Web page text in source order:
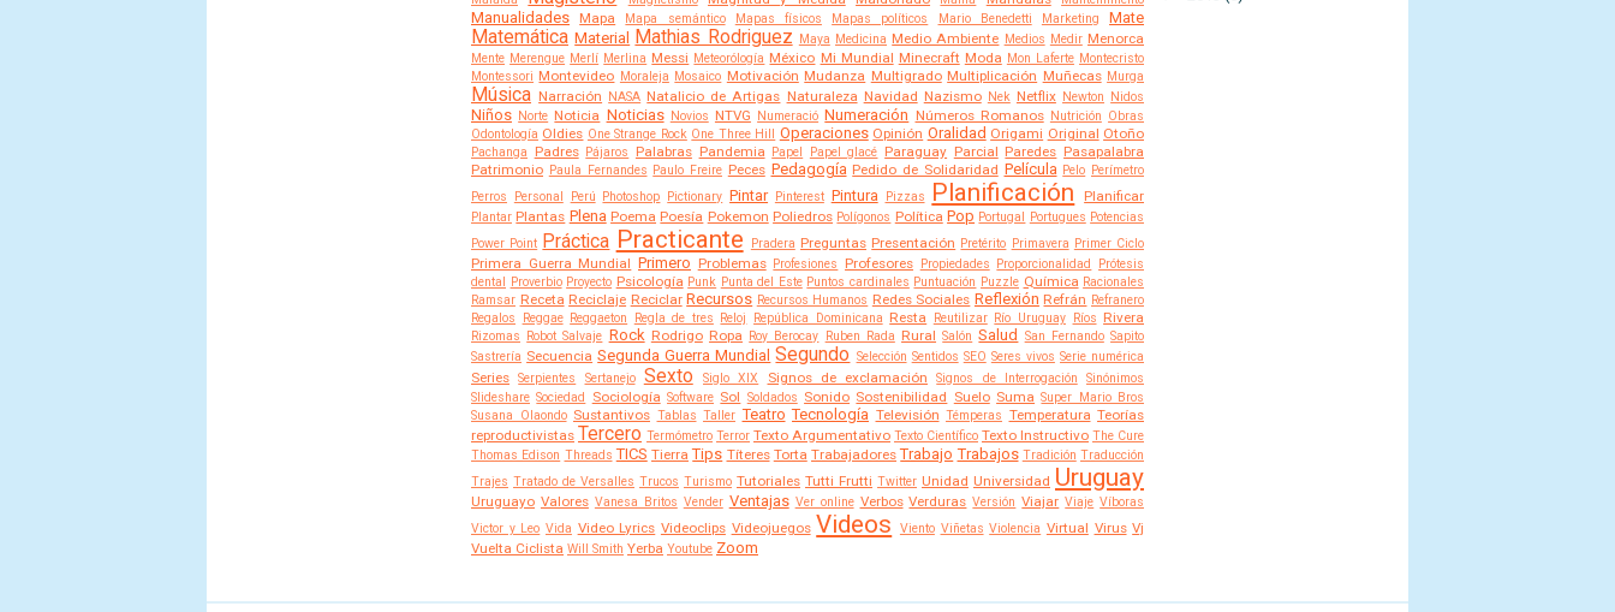
Manualidades Mapa Mapa semántico Mapas físicos Mapas políticos Mario Benedetti Marketing Mate
Matemática Material Mathias Rodriguez Maya Medicina Medio Ambiente Medios Medir Menorca
Mente Merengue Merlí Merlina Messi Meteorólogía México Mi Mundial Minecraft Moda Mon Laferte Montecristo
Montessori Montevideo Moraleja Mosaico Motivación Mudanza Multigrado Multiplicación Muñecas Murga
Música Narración NASA Natalicio de Artigas Naturaleza Navidad Nazismo Nek Netflix Newton Nidos
Niños Norte Noticia Noticias Novios NTVG Numeració Numeración Números Romanos Nutrición Obras
Odontología Oldies One Strange Rock One Three Hill Operaciones Opinión Oralidad Origami Original Otoño
Pachanga Padres Pájaros Palabras Pandemia Papel Papel glacé Paraguay Parcial Paredes Pasapalabra
Patrimonio Paula Fernandes Paulo Freire Peces Pedagogía Pedido de Solidaridad Película Pelo Perímetro
Perros
Personal Perú Photoshop Pictionary Pintar Pinterest Pintura Pizzas Planificación Planificar
Plantar Plantas Plena Poema Poesía Pokemon Poliedros Polígonos Política Pop Portugal Portugues Potencias
Power Point Práctica Practicante Pradera Preguntas Presentación Pretérito Primavera Primer Ciclo
Primera Guerra Mundial Primero Problemas Profesiones Profesores Propiedades Proporcionalidad
Prótesis
dental
Proverbio Proyecto Psicología Punk Punta del Este Puntos cardinales Puntuación Puzzle Química Racionales
Ramsar Receta Reciclaje Reciclar Recursos Recursos Humanos Redes Sociales Reflexión Refrán Refranero
Regalos
Reggae Reggaeton Regla de tres Reloj República Dominicana Resta Reutilizar Río Uruguay Ríos Rivera
Rizomas Robot Salvaje Rock Rodrigo Ropa Roy Berocay Ruben Rada Rural Salón Salud San Fernando Sapito
Sastrería Secuencia Segunda Guerra Mundial Segundo Selección Sentidos SEO Seres vivos Serie numérica
Series Serpientes Sertanejo Sexto Siglo XIX Signos de exclamación Signos de Interrogación
Sinónimos
Slideshare Sociedad Sociología Software Sol Soldados Sonido Sostenibilidad Suelo Suma Super Mario Bros
Susana Olaondo Sustantivos Tablas Taller Teatro Tecnología Televisión Témperas Temperatura Teorías
reproductivistas Tercero Termómetro Terror Texto Argumentativo Texto Científico Texto Instructivo The Cure
Thomas Edison Threads TICS Tierra Tips Títeres Torta Trabajadores Trabajo Trabajos Tradición Traducción
Trajes Tratado de Versalles Trucos Turismo Tutoriales Tutti Frutti Twitter Unidad Universidad Uruguay
Uruguayo Valores Vanesa Britos Vender Ventajas Ver online Verbos Verduras Versión Viajar Viaje Víboras
Victor y Leo Vida Video Lyrics Videoclips Videojuegos Videos Viento Viñetas Violencia Virtual Virus Vj
Vuelta Ciclista Will Smith Yerba Youtube Zoom